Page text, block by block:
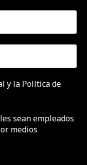
y la Política de
sean empleados
medios